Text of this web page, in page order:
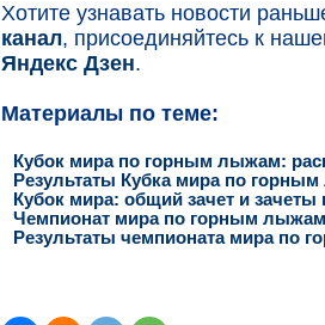
Хотите узнавать новости
канал, присоединяйтесь к
Яндекс Дзен.
Материалы по теме:
Кубок мира по горным лыжам:
Результаты Кубка мира по
Кубок мира: общий зачет и зачеты
Чемпионат мира по горным лыжам
Результаты чемпионата мира по